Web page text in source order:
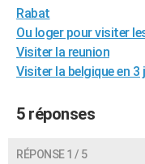
Alimentation
Guide de la santé
Maladies
Médicaments
Sommeil
VOYAGE
Destinations
City break
Voyage nature
Voyage de noces
Forum
Climat
+PHOTO
GUIDES D'ACHAT
BONS PLANS
Rabat
Ou loger pour visiter
Visiter la reunion
Visiter la belgique en 3
5 réponses
RÉPONSE 1 / 5